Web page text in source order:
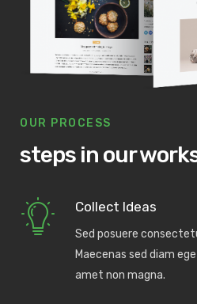
OUR PROCESS
steps in our
Collect Ideas
Sed posuere
Maecenas sed diam
amet non magna.